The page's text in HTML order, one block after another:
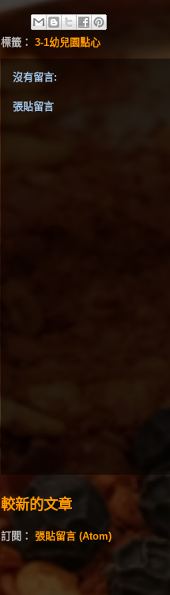
標籤： 3-1幼兒園點心
沒有留言:
張貼留言
較新的文章
訂閱： 張貼留言 (Atom)